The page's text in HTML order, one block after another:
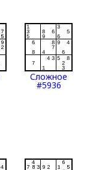
Сложное
#5936